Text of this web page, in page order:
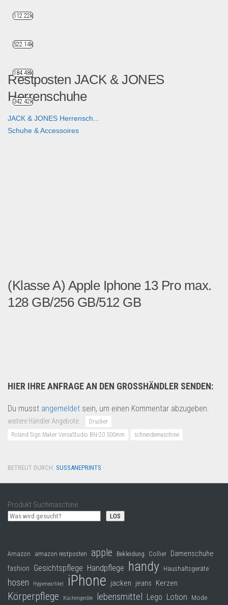
Restposten JACK & JONES
Herrenschuhe
JACK & JONES Herrensch...
Schuhe & Accessoires
(Klasse A) Apple Iphone 13 Pro max.
128 GB/256 GB/512 GB
HIER IHRE ANFRAGE AN DEN GROSSHÄNDLER SENDEN:
Du musst angemeldet sein, um einen Kommentar abzugeben.
weitere Händler Angebote:
Drucker
Roland Sign Maker VersaStudio BN-20 500mm
schneidemaschine
BETREUT DURCH: SUSSANEPRINTS ·
Produkt Suchmaschine
LOS
Amazon amazon restposten apple Bekleidung Collier Damenschuhe
fashion Gesichtspflege Handpflege handy Haushaltsgeräte
hosen Hygieneartikel iPhone jacken jeans Kerzen
Körperpflege Küchengeräte lebensmittel Lego Lotion Mode
112.22k
522.14k
184.48k
342.42k